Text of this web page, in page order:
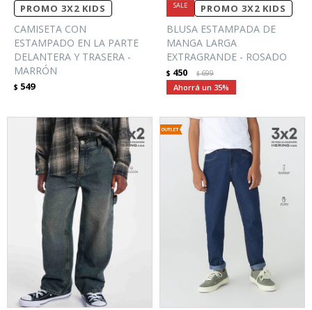
PROMO 3X2 KIDS
CAMISETA CON
ESTAMPADO EN LA PARTE
DELANTERA Y TRASERA -
MARRÓN
$ 549
PROMO 3X2 KIDS
BLUSA ESTAMPADA DE
MANGA LARGA
EXTRAGRANDE - ROSADO
$ 450 $699
35